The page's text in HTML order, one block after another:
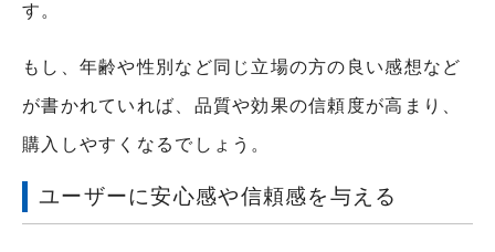
す。
もし、年齢や性別など同じ立場の方の良い感想など
が書かれていれば、品質や効果の信頼度が高まり、
購入しやすくなるでしょう。
ユーザーに安心感や信頼感を与える